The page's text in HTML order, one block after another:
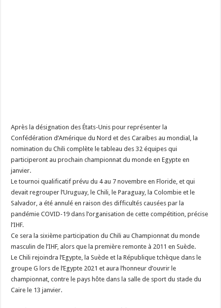
Après la désignation des États-Unis pour représenter la
Confédération d’Amérique du Nord et des Caraïbes au mondial, la
nomination du Chili complète le tableau des 32 équipes qui
participeront au prochain championnat du monde en Egypte en
janvier.
Le tournoi qualificatif prévu du 4 au 7 novembre en Floride, et qui
devait regrouper l’Uruguay, le Chili, le Paraguay, la Colombie et le
Salvador, a été annulé en raison des difficultés causées par la
pandémie COVID-19 dans l’organisation de cette compétition, précise
l’IHF.
Ce sera la sixième participation du Chili au Championnat du monde
masculin de l’IHF, alors que la première remonte à 2011 en Suède.
Le Chili rejoindra l’Egypte, la Suède et la République tchèque dans le
groupe G lors de l’Egypte 2021 et aura l’honneur d’ouvrir le
championnat, contre le pays hôte dans la salle de sport du stade du
Caire le 13 janvier.